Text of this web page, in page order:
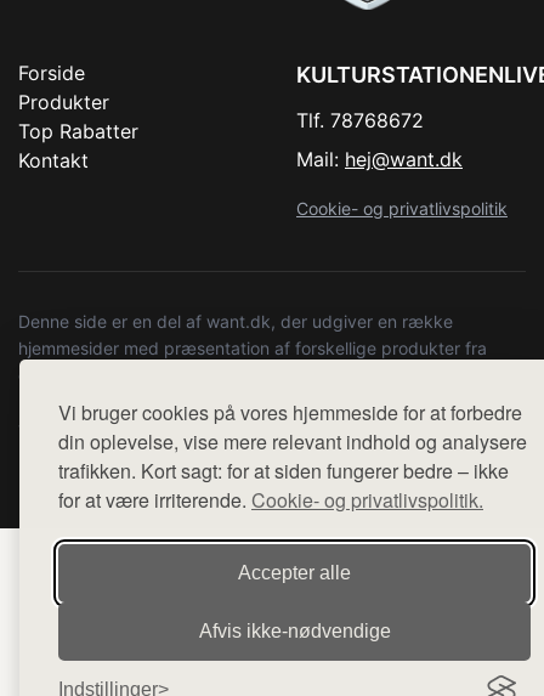
Vi bruger cookies på vores hjemmeside for at forbedre
din oplevelse, vise mere relevant indhold og analysere
trafikken. Kort sagt: for at siden fungerer bedre – ikke
for at være irriterende. Cookie- og privatlivspolitik.
Accepter alle
Afvis ikke‑nødvendige
Indstillinger
Forside
Produkter
Top Rabatter
Kontakt
Tlf. 78768672
Mail: hej@want.dk
Cookie- og privatlivspolitik
Denne side er en del af want.dk, der udgiver en række
hjemmesider med præsentation af forskellige produkter fra
diverse webshops. Der sælges ikke varer fra denne side - vi
henviser til de shops, som sælger varen. Vi har heller ikke
varerne på lager.
© 2026 kulturstationenlive.dk. Alle rettigheder forbeholdes.